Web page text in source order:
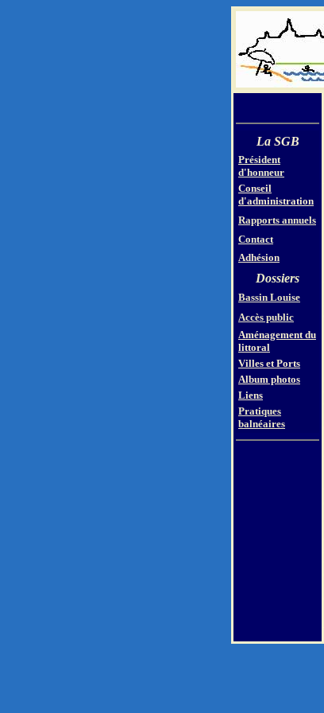
La SGB
Président
d'honneur
Conseil
d'administration
Rapports annuels
Contact
Adhésion
Dossiers
Bassin Louise
Accès public
Aménagement du
littoral
Villes et Ports
Album photos
Liens
Pratiques
balnéaires